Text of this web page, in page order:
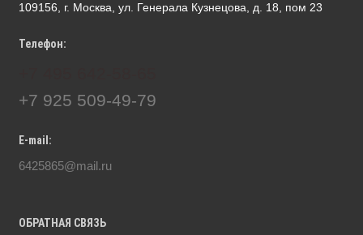
109156, г. Москва, ул. Генерала Кузнецова, д. 18, пом 23
Телефон:
+7 925 509-49-79
E-mail:
6425865@mail.ru
ОБРАТНАЯ СВЯЗЬ